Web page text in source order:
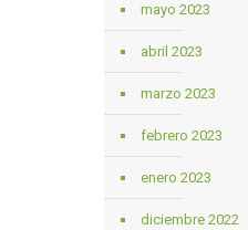
mayo 2023
abril 2023
marzo 2023
febrero 2023
enero 2023
diciembre 2022